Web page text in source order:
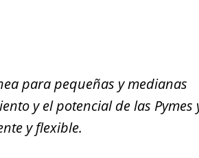
para pequeñas y medianas
y el potencial de las Pymes
y flexible.